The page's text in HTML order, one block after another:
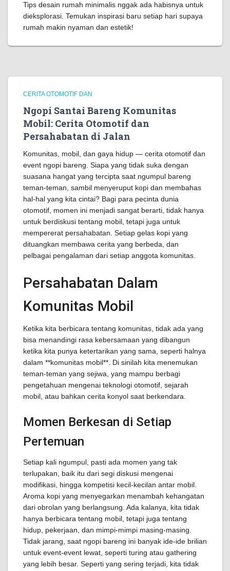
Tips desain rumah minimalis nggak ada habisnya untuk
dieksplorasi. Temukan inspirasi baru setiap hari supaya
rumah makin nyaman dan estetik!
CERITA OTOMOTIF DAN
Ngopi Santai Bareng Komunitas
Mobil: Cerita Otomotif dan
Persahabatan di Jalan
Komunitas, mobil, dan gaya hidup — cerita otomotif dan
event ngopi bareng. Siapa yang tidak suka dengan
suasana hangat yang tercipta saat ngumpul bareng
teman-teman, sambil menyeruput kopi dan membahas
hal-hal yang kita cintai? Bagi para pecinta dunia
otomotif, momen ini menjadi sangat berarti, tidak hanya
untuk berdiskusi tentang mobil, tetapi juga untuk
mempererat persahabatan. Setiap gelas kopi yang
dituangkan membawa cerita yang berbeda, dan
pelbagai pengalaman dari setiap anggota komunitas.
Persahabatan Dalam
Komunitas Mobil
Ketika kita berbicara tentang komunitas, tidak ada yang
bisa menandingi rasa kebersamaan yang dibangun
ketika kita punya ketertarikan yang sama, seperti halnya
dalam **komunitas mobil**. Di sinilah kita menemukan
teman-teman yang sejiwa, yang mampu berbagi
pengetahuan mengenai teknologi otomotif, sejarah
mobil, atau bahkan cerita konyol saat berkendara.
Momen Berkesan di Setiap
Pertemuan
Setiap kali ngumpul, pasti ada momen yang tak
terlupakan, baik itu dari segi diskusi mengenai
modifikasi, hingga kompetisi kecil-kecilan antar mobil.
Aroma kopi yang menyegarkan menambah kehangatan
dari obrolan yang berlangsung. Ada kalanya, kita tidak
hanya berbicara tentang mobil, tetapi juga tentang
hidup, pekerjaan, dan mimpi-mimpi masing-masing.
Tidak jarang, saat ngopi bareng ini banyak ide-ide brilian
untuk event-event lewat, seperti turing atau gathering
yang lebih besar. Seperti yang sering terjadi, kita tidak